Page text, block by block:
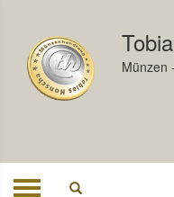
Münzen
Toggle